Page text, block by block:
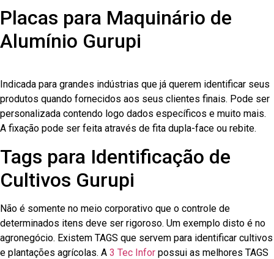
Placas para Maquinário de
Alumínio Gurupi
Indicada para grandes indústrias que já querem identificar seus
produtos quando fornecidos aos seus clientes finais. Pode ser
personalizada contendo logo dados específicos e muito mais.
A fixação pode ser feita através de fita dupla-face ou rebite.
Tags para Identificação de
Cultivos Gurupi
Não é somente no meio corporativo que o controle de
determinados itens deve ser rigoroso. Um exemplo disto é no
agronegócio. Existem TAGS que servem para identificar cultivos
e plantações agrícolas. A 3 Tec Infor possui as melhores TAGS